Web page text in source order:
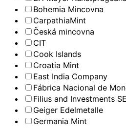
Bohemia Mincovna
CarpathiaMint
Česká mincovna
CIT
Cook Islands
Croatia Mint
East India Company
Fábrica Nacional de
Filius and Investments SE
Geiger Edelmetalle
Germania Mint